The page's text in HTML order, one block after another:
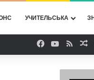
УЧИТЕЛЬСЬКА
Facebook
YouTube
RSS